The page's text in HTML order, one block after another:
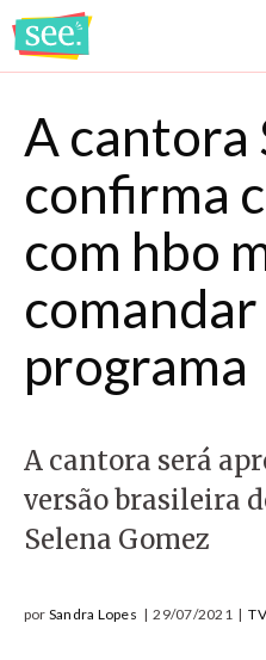
Pular
para
conteúdo
A cantora
confirma
com hbo
programa
A cantora será
versão brasileira
Selena Gomez
por Sandra Lopes | 29/07/2021 | TV